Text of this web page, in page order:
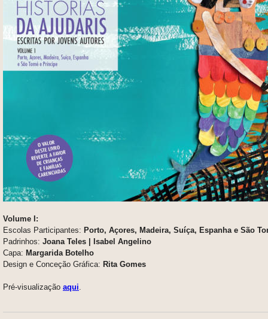
Volume I:
Escolas Participantes: Porto, Açores, Madeira, Suíça, Espanha e São
Padrinhos: Joana Teles | Isabel Angelino
Capa: Margarida Botelho
Design e Conceção Gráfica: Rita Gomes
Pré-visualização aqui